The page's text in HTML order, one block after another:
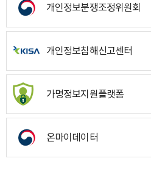
개인정보분쟁조정위원회
개인정보침해신고센터
가명정보지원플랫폼
온마이데이터